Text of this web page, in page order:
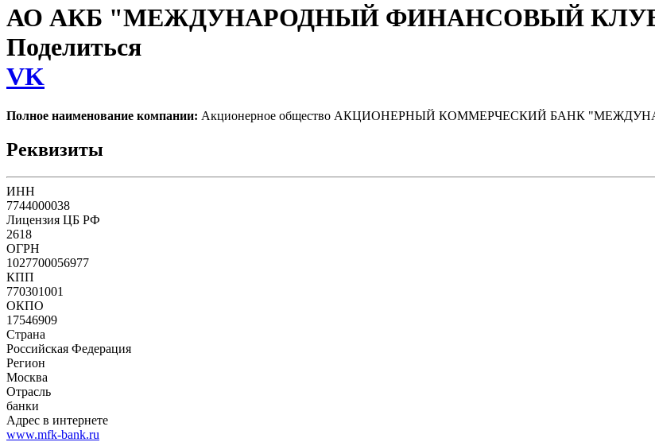
АО АКБ "МЕЖДУНАРОДНЫЙ ФИНАНСОВЫЙ
Поделиться
VK
Полное наименование компании: Акционерное общество АКЦИОНЕРНЫЙ КОММЕРЧЕСКИЙ БАНК
Реквизиты
ИНН
7744000038
Лицензия ЦБ РФ
2618
ОГРН
1027700056977
КПП
770301001
ОКПО
17546909
Страна
Российская Федерация
Регион
Москва
Отрасль
банки
Адрес в интернете
www.mfk-bank.ru